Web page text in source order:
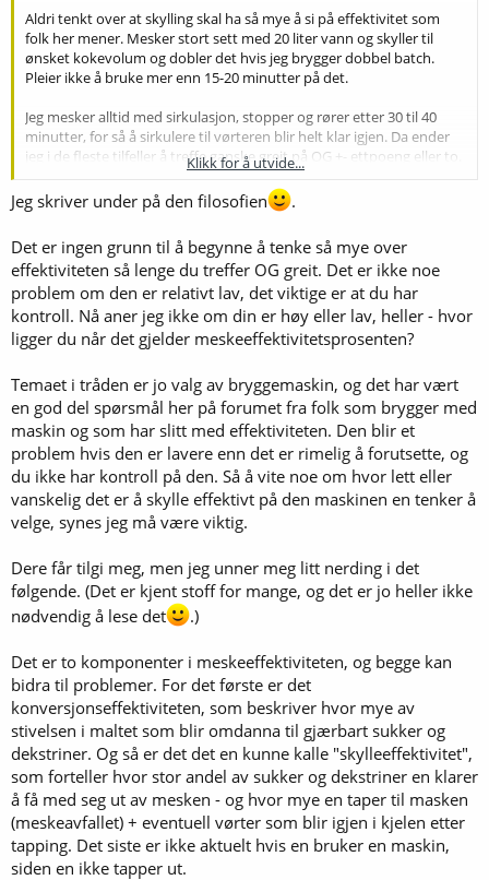
Aldri tenkt over at skylling skal ha så mye å si på effektivitet som
folk her mener. Mesker stort sett med 20 liter vann og skyller til
ønsket kokevolum og dobler det hvis jeg brygger dobbel batch.
Pleier ikke å bruke mer enn 15-20 minutter på det.
Jeg mesker alltid med sirkulasjon, stopper og rører etter 30 til 40
minutter, for så å sirkulere til vørteren blir helt klar igjen. Da ender
jeg i de fleste tilfeller å treffe ganske greit på OG +- ettpoeng eller to.
Pleier aldri å ha dårlig tid når jeg brygger, så å meske i inntil to timer
er noe jeg gjør stort sett hver gang. Det gir meg milighet til å styre
som funker hos meg. Aldri tenkt så mye på, eller nørdet på
viktigheten av å skylle egentlig.
Ta det med ro, ikke stress og kos deg med byggingen. Det er min
filosofi
Klikk for å utvide...
Jeg skriver under på den filosofien .
Det er ingen grunn til å begynne å tenke så mye over
effektiviteten så lenge du treffer OG greit. Det er ikke noe
problem om den er relativt lav, det viktige er at du har
kontroll. Nå aner jeg ikke om din er høy eller lav, heller - hvor
ligger du når det gjelder meskeeffektivitetsprosenten?
Temaet i tråden er jo valg av bryggemaskin, og det har vært
en god del spørsmål her på forumet fra folk som brygger med
maskin og som har slitt med effektiviteten. Den blir et
problem hvis den er lavere enn det er rimelig å forutsette, og
du ikke har kontroll på den. Så å vite noe om hvor lett eller
vanskelig det er å skylle effektivt på den maskinen en tenker å
velge, synes jeg må være viktig.
Dere får tilgi meg, men jeg unner meg litt nerding i det
følgende. (Det er kjent stoff for mange, og det er jo heller ikke
nødvendig å lese det
.)
Det er to komponenter i meskeeffektiviteten, og begge kan
bidra til problemer. For det første er det
konversjonseffektiviteten, som beskriver hvor mye av
stivelsen i maltet som blir omdanna til gjærbart sukker og
dekstriner. Og så er det det en kunne kalle "skylleeffektivitet",
som forteller hvor stor andel av sukker og dekstriner en klarer
å få med seg ut av mesken - og hvor mye en taper til masken
(meskeavfallet) + eventuell vørter som blir igjen i kjelen etter
tapping. Det siste er ikke aktuelt hvis en bruker en maskin,
siden en ikke tapper ut.